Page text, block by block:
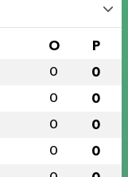
O P
0 0
0 0
0 0
0 0